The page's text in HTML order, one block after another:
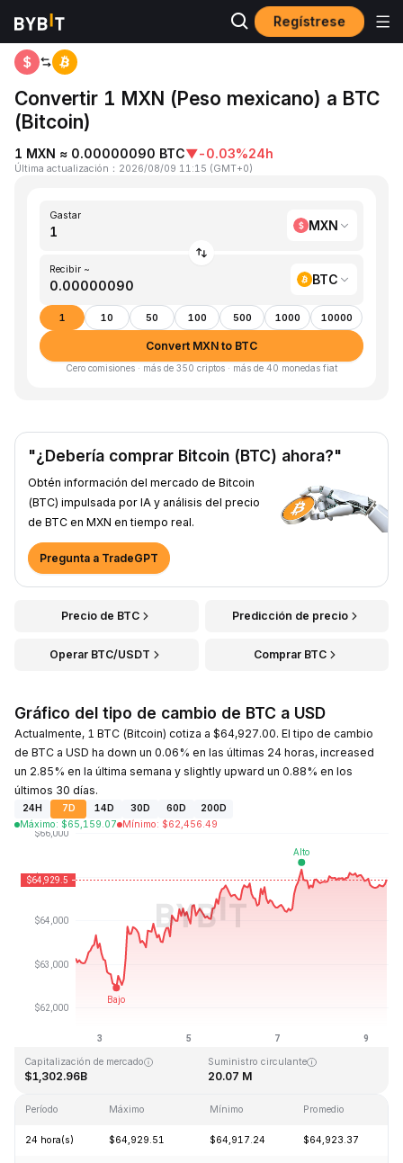
Regístrese
Inicio MXN to BTC
Convertir 1 MXN (Peso mexicano) a BTC
(Bitcoin)
1 MXN ≈ 0.00000090 BTC▼-0.03%24h
Última actualización ： 2026/08/09 11:15 (GMT+0)
Gastar
MXN
Recibir ~
BTC
1 10 50 100 500 1000 10000
Convert MXN to BTC
Cero comisiones · más de 350 criptos · más de 40 monedas fiat
"¿Debería comprar Bitcoin (BTC) ahora?"
Obtén información del mercado de Bitcoin
(BTC) impulsada por IA y análisis del precio
de BTC en MXN en tiempo real.
Pregunta a TradeGPT
Precio de BTC Predicción de precio
Operar BTC/USDT Comprar BTC
Gráfico del tipo de cambio de BTC a USD
Actualmente, 1 BTC (Bitcoin) cotiza a $64,927.00. El tipo de cambio
de BTC a USD ha down un 0.06% en las últimas 24 horas, increased
un 2.85% en la última semana y slightly upward un 0.88% en los
últimos 30 días.
24H 7D 14D 30D 60D
200D
Máximo: $65,159.07 Mínimo: $62,456.49
Última actualización: 2026-08-09, 11:15 GMT+0
Capitalización de mercado
$1,302.96B
Suministro circulante
20.07 M
Período Máximo Mínimo Promedio
24 hora(s) $64,929.51 $64,917.24 $64,923.37